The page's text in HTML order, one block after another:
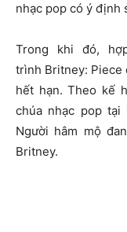
nhạc pop có ý định
Trong khi đó,
trình Britney: Piece
hết hạn. Theo kế
chúa nhạc pop tại
Người hâm mộ
Britney.